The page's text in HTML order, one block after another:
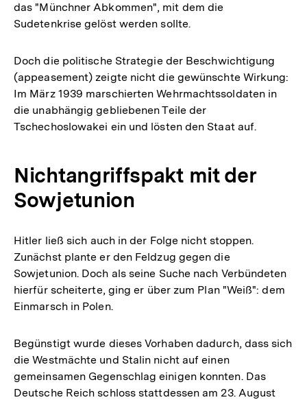
das "Münchner Abkommen", mit dem die
Sudetenkrise gelöst werden sollte.
Doch die politische Strategie der Beschwichtigung
(appeasement) zeigte nicht die gewünschte Wirkung:
Im März 1939 marschierten Wehrmachtssoldaten in
die unabhängig gebliebenen Teile der
Tschechoslowakei ein und lösten den Staat auf.
Nichtangriffspakt mit der
Sowjetunion
Hitler ließ sich auch in der Folge nicht stoppen.
Zunächst plante er den Feldzug gegen die
Sowjetunion. Doch als seine Suche nach Verbündeten
hierfür scheiterte, ging er über zum Plan "Weiß": dem
Einmarsch in Polen.
Begünstigt wurde dieses Vorhaben dadurch, dass sich
die Westmächte und Stalin nicht auf einen
gemeinsamen Gegenschlag einigen konnten. Das
Deutsche Reich schloss stattdessen am 23. August